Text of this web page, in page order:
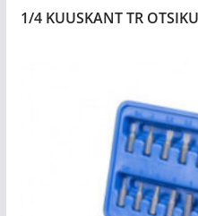
1/4 KUUSKANT TR